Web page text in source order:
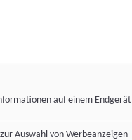
auf einem Endgerät
Auswahl von Werbeanzeigen